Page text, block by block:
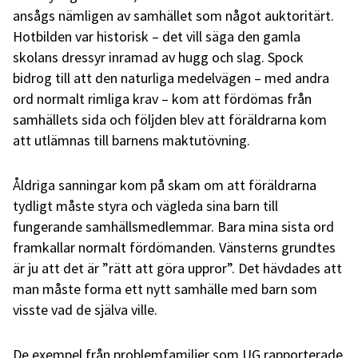
ansågs nämligen av samhället som något auktoritärt.
Hotbilden var historisk – det vill säga den gamla
skolans dressyr inramad av hugg och slag. Spock
bidrog till att den naturliga medelvägen – med andra
ord normalt rimliga krav – kom att fördömas från
samhällets sida och följden blev att föräldrarna kom
att utlämnas till barnens maktutövning.
Åldriga sanningar kom på skam om att föräldrarna
tydligt måste styra och vägleda sina barn till
fungerande samhällsmedlemmar. Bara mina sista ord
framkallar normalt fördömanden. Vänsterns grundtes
är ju att det är ”rätt att göra uppror”. Det hävdades att
man måste forma ett nytt samhälle med barn som
visste vad de själva ville.
De exempel från problemfamiljer som UG rapporterade